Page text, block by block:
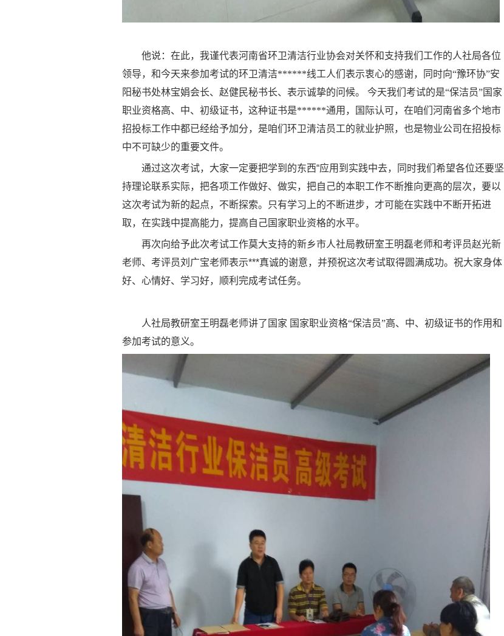
他说： 在此，我谨代表河南省环卫清洁行业协会对关怀和支持我们 工作的人社局各位
领导， 和今天来参加考试的环卫清洁******线工人们 表示衷心的感谢，同时向“豫环协”安
阳秘书处林宝娟会长、赵健民秘书长、表示诚挚的问候。
今天我们考试的是“保洁员”国家
职业资格高、中、初级证书，这种证书是******通用，国际认可，在咱们河南省多个地市
招投标工作中都已经给予加分，是咱们环卫清洁员工的就业护照，也是物业公司在招投标
中不可缺少的重要文件。
通过这次考试， 大家一定要把学到的东西“应用到实践中去， 同时我们希望各位还要坚
持理论联系实际，把各项工作做好、做实，把自己的本职工作不断推向更高的层次， 要以
这次考试为新的起点，不断探索。只有学习上的不断进步，才可能在实践中不断开拓进
取， 在实践中提高能力，提高自己国家职业资格的水平。
再次向给予此次考试工作莫大支持的新乡市人社局教研室王明磊老师和考评员赵光新
老师、考评员刘广宝老师表示***真诚的谢意，并预祝这次考试取得圆满成功。祝大家身体
好、心情好、学习好，顺利完成考试任务。
人社局教研室王明磊老师讲了国家 国家职业资格“保洁员”高、中、初级证书的作用和
参加考试的意义。